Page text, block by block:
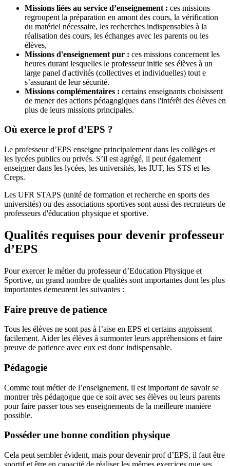
Missions liées au service d’enseignement : ces missions
regroupent la préparation en amont des cours, la vérification
du matériel nécessaire, les recherches indispensables à la
réalisation des cours, les échanges avec les parents ou les
élèves,
Missions d'enseignement pur : ces missions concernent les
heures durant lesquelles le professeur initie ses élèves à un
large panel d'activités (collectives et individuelles) tout e
s’assurant de leur sécurité.
Missions complémentaires : certains enseignants choisissent
de mener des actions pédagogiques dans l'intérêt des élèves en
plus de leurs missions principales.
Où exerce le prof d’EPS ?
Le professeur d’EPS enseigne principalement dans les collèges et
les lycées publics ou privés. S’il est agrégé, il peut également
enseigner dans les lycées, les universités, les IUT, les STS et les
Creps.
Les UFR STAPS (unité de formation et recherche en sports des
universités) ou des associations sportives sont aussi des recruteurs de
professeurs d'éducation physique et sportive.
Qualités requises pour devenir professeur
d’EPS
Pour exercer le métier du professeur d’Education Physique et
Sportive, un grand nombre de qualités sont importantes dont les plus
importantes demeurent les suivantes :
Faire preuve de patience
Tous les élèves ne sont pas à l’aise en EPS et certains angoissent
facilement. Aider les élèves à surmonter leurs appréhensions et faire
preuve de patience avec eux est donc indispensable.
Pédagogie
Comme tout métier de l’enseignement, il est important de savoir se
montrer très pédagogue que ce soit avec ses élèves ou leurs parents
pour faire passer tous ses enseignements de la meilleure manière
possible.
Posséder une bonne condition physique
Cela peut sembler évident, mais pour devenir prof d’EPS, il faut être